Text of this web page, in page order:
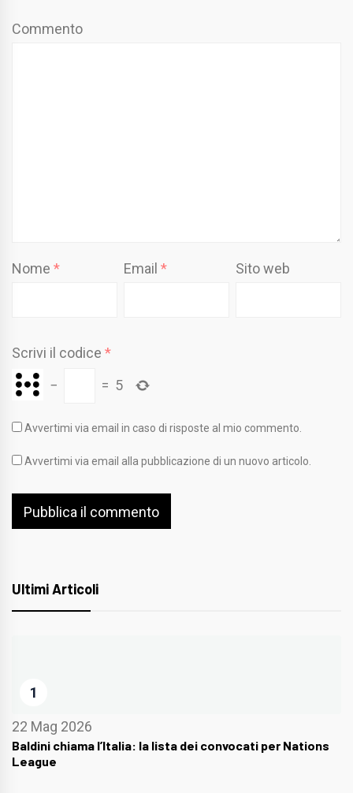
Commento
Nome * Email* Sito web
Scrivi il codice *
−
= 5
Avvertimi via email in caso di risposte al mio commento.
Avvertimi via email alla pubblicazione di un nuovo articolo.
Ultimi Articoli
1
22 Mag 2026
Baldini chiama l’Italia: la lista dei convocati per Nations
League